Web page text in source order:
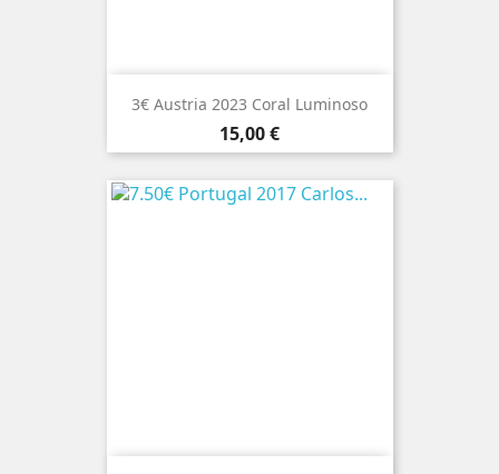
3€ Austria 2023 Coral Luminoso
Preço
15,00 €